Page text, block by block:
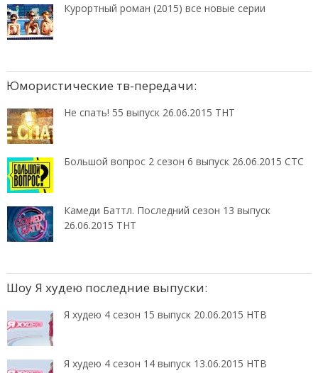
Курортный роман (2015) все новые серии
Юмористические тв-передачи:
Не спать! 55 выпуск 26.06.2015 ТНТ
Большой вопрос 2 сезон 6 выпуск 26.06.2015 СТС
Камеди Баттл. Последний сезон 13 выпуск
26.06.2015 ТНТ
Шоу Я худею последние выпуски:
Я худею 4 сезон 15 выпуск 20.06.2015 НТВ
Я худею 4 сезон 14 выпуск 13.06.2015 НТВ